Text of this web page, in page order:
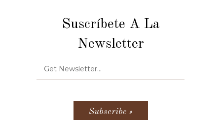
Suscríbete A La
Newsletter